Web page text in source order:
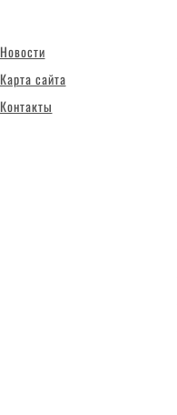
Новости
Карта сайта
Контакты